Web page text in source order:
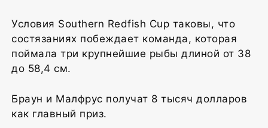
Условия Southern Redfish Cup таковы, что
состязаниях побеждает команда, которая
поймала три крупнейшие рыбы длиной от 38
до 58,4 см.
Браун и Малфрус получат 8 тысяч долларов
как главный приз.